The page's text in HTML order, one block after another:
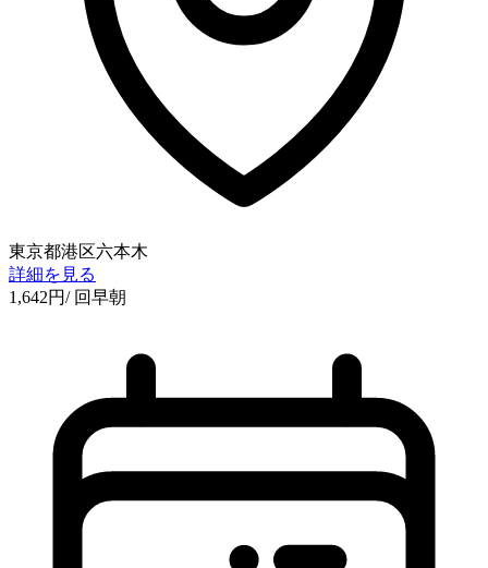
東京都港区六本木
詳細を見る
1,642円/ 回早朝